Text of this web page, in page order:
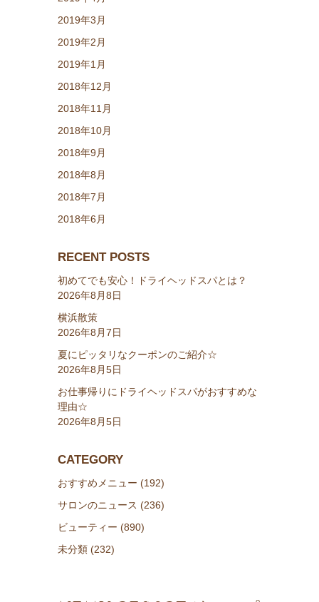
2019年3月
2019年2月
2019年1月
2018年12月
2018年11月
2018年10月
2018年9月
2018年8月
2018年7月
2018年6月
RECENT POSTS
初めてでも安心！ドライヘッドスパとは？
2026年8月8日
横浜散策
2026年8月7日
夏にピッタリなクーポンのご紹介☆
2026年8月5日
お仕事帰りにドライヘッドスパがおすすめな
理由☆
2026年8月5日
CATEGORY
おすすめメニュー (192)
サロンのニュース (236)
ビューティー (890)
未分類 (232)